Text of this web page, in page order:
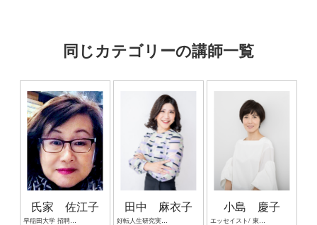
同じカテゴリーの講師一覧
氏家 佐江子
早稲田大学 招聘研究員
田中 麻衣子
好転人生研究実践家 一橋大学大学院在籍中
小島 慶子
エッセイスト/ 東京大学大学院情報学環客員研究員